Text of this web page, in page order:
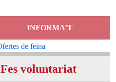
INFORMA'T
Fes voluntariat